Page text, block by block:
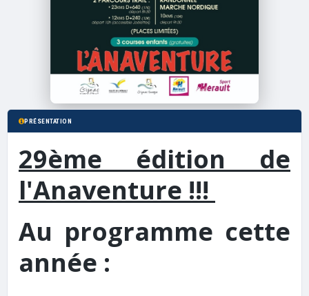
PRÉSENTATION
29ème édition de
l'Anaventure !!!
Au programme cette
année :